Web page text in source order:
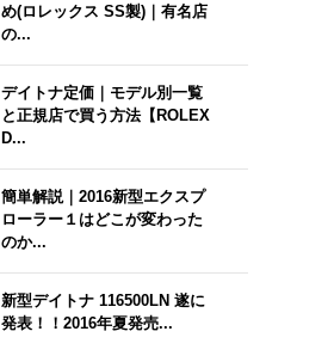
め(ロレックス SS製)｜有名店
の...
デイトナ定価｜モデル別一覧
と正規店で買う方法【ROLEX
D...
簡単解説｜2016新型エクスプ
ローラー１はどこが変わった
のか...
新型デイトナ 116500LN 遂に
発表！！2016年夏発売...